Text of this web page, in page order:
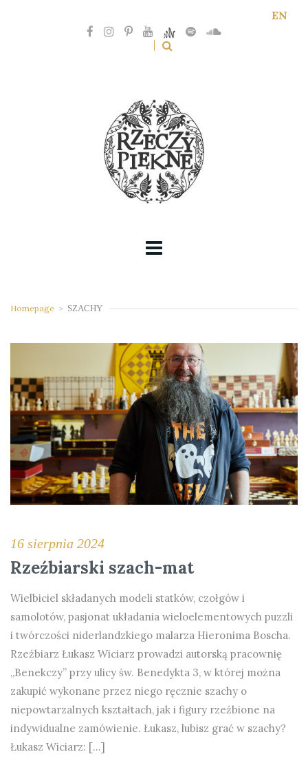
EN
Homepage > SZACHY
16 sierpnia 2024
Rzeźbiarski szach-mat
Wielbiciel składanych modeli statków, czołgów i
samolotów, pasjonat układania wieloelementowych puzzli
i twórczości niderlandzkiego malarza Hieronima Boscha.
Rzeźbiarz Łukasz Wiciarz prowadzi autorską pracownię
„Benekczy” przy ulicy św. Benedykta 3, w której można
zakupić wykonane przez niego ręcznie szachy o
niepowtarzalnych kształtach, jak i figury rzeźbione na
indywidualne zamówienie. Łukasz, lubisz grać w szachy?
Łukasz Wiciarz: […]